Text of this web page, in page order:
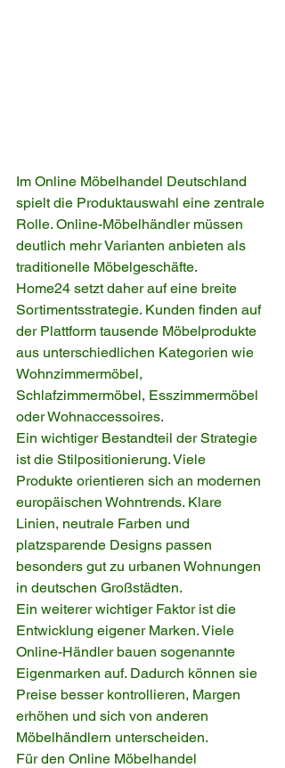
Im Online Möbelhandel Deutschland
spielt die Produktauswahl eine zentrale
Rolle. Online-Möbelhändler müssen
deutlich mehr Varianten anbieten als
traditionelle Möbelgeschäfte.
Home24 setzt daher auf eine breite
Sortimentsstrategie. Kunden finden auf
der Plattform tausende Möbelprodukte
aus unterschiedlichen Kategorien wie
Wohnzimmermöbel,
Schlafzimmermöbel, Esszimmermöbel
oder Wohnaccessoires.
Ein wichtiger Bestandteil der Strategie
ist die Stilpositionierung. Viele
Produkte orientieren sich an modernen
europäischen Wohntrends. Klare
Linien, neutrale Farben und
platzsparende Designs passen
besonders gut zu urbanen Wohnungen
in deutschen Großstädten.
Ein weiterer wichtiger Faktor ist die
Entwicklung eigener Marken. Viele
Online-Händler bauen sogenannte
Eigenmarken auf. Dadurch können sie
Preise besser kontrollieren, Margen
erhöhen und sich von anderen
Möbelhändlern unterscheiden.
Für den Online Möbelhandel